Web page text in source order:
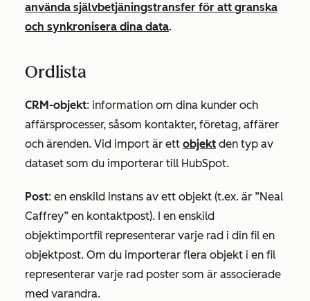
använda självbetjäningstransfer för att granska
och synkronisera dina data.
Ordlista
CRM-objekt: information om dina kunder och
affärsprocesser, såsom kontakter, företag, affärer
och ärenden. Vid import är ett objekt den typ av
dataset som du importerar till HubSpot.
Post: en enskild instans av ett objekt (t.ex. är ”Neal
Caffrey” en kontaktpost). I en enskild
objektimportfil representerar varje rad i din fil en
objektpost. Om du importerar flera objekt i en fil
representerar varje rad poster som är associerade
med varandra.